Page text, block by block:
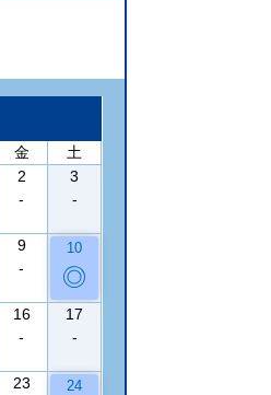
金
土
2
-
3
-
9
-
10
◎
16
-
17
-
23
24